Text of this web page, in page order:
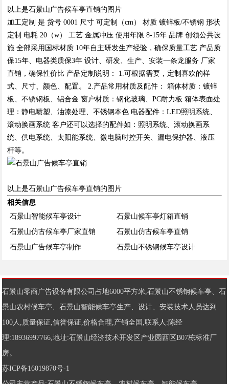
以上是石景山广告候车亭直销的图片
加工定制 是 货号 0001 尺寸 可定制（cm） 材质 镀锌板/不锈钢 形状
定制 电耗 20（w） 工艺 金属冲压 使用年限 8-15年 品牌 创领公共设
施 全部采用国标材质 10年自主研发生产经验，确保质量工艺 产品质
保15年、电器类质保3年 设计、研发、生产、安装一条龙服务 厂家
直销，确保性价比 产品定制说明： 1.可根据需要，定制喜欢的样
式、尺寸、颜色、配置。 2.产品常用材质及配件： 箱体材质：镀锌
板、不锈钢板、铝合金 窗户材质：钢化玻璃、PC耐力板 箱体表面处
理：静电喷塑、油漆处理、不锈钢本色 电器配件：LED照明系统、
滚动换画系统 客户还可以选择的配件如：照明系统、滚动换画系
统、供电系统、太阳能系统、微电脑时控开关、漏电保护器、液压
杆等。
以上是石景山广告候车亭直销的图片
相关信息
石景山智能候车亭设计
石景山候车亭灯箱直销
石景山仿古候车亭厂家直销
石景山仿古候车亭直销
石景山广告候车亭制作
石景山不锈钢候车亭设计
石景山零商广告设备有限公司占地6000平方米,石景山不锈钢候车亭、石
景山农村候车亭、石景山智能候车亭生产、设计、安装技术人员达到
100人,质量保证,信誉保证,价格合理,产销全国,联系人:陈经
理:18936997766,地址:石景山经济技术开发区产业园西区B07栋标准厂
房。
苏ICP备16019870号-1